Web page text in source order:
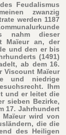
Feudalismus
zwanzig
werden 1187
nahm dieser
Maïeur an, der
und den er bis
(1491)
ab dem 16.
Viscount Maïeur
und niedrige
Ihm
und er leitet die
sieben Bezirke,
17. Jahrhundert
wird von
die die
des Heiligen